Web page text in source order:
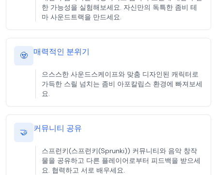
한 가능성을 실험해보세요. 자신만의 독특한 좀비 테
마 사운드트랙을 만드세요.
🧟 매력적인 분위기
으스스한 사운드스케이프와 맞춤 디자인된 캐릭터로
가득한 스릴 넘치는 좀비 아포칼립스 환경에 빠져보세
요.
🤝 커뮤니티 공유
스프런키(스프런키(Sprunki)) 커뮤니티와 음악 창작
물을 공유하고 다른 플레이어로부터 피드백을 받으세
요. 협력하고 서로 배우세요.